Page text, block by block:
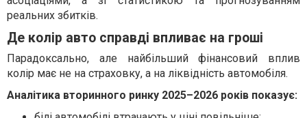
реальних збитків.
Де колір авто справді впливає на гроші
Парадоксально, але найбільший фінансовий вплив
колір має не на страховку, а на ліквідність автомобіля.
Аналітика вторинного ринку 2025–2026 років показує: